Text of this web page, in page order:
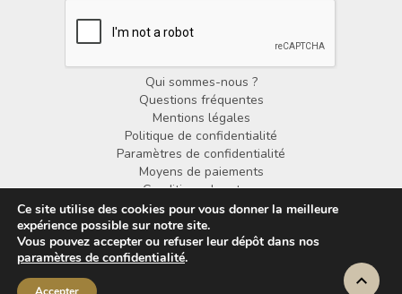
Qui sommes-nous ?
Questions fréquentes
Mentions légales
Politique de confidentialité
Paramètres de confidentialité
Moyens de paiements
Conditions de retour
Conditions générales de vente
© Copyright Noorden Design 2025
Ce site utilise des cookies pour vous donner la meilleure
expérience possible sur notre site.
Vous pouvez accepter ou refuser leur dépôt dans nos
paramètres de confidentialité.